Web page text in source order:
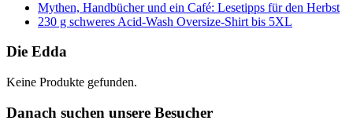
Mythen, Handbücher und ein Café: Lesetipps für den Herbst
230 g schweres Acid-Wash Oversize-Shirt bis 5XL
Die Edda
Keine Produkte gefunden.
Danach suchen unsere Besucher